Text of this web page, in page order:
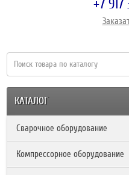
+7
КАТАЛОГ
Сварочное оборудование
Компрессорное оборудование